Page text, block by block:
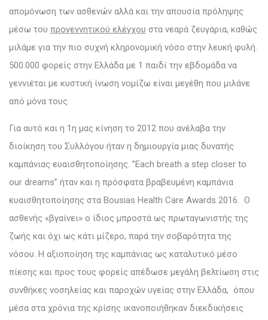
απομόνωση των ασθενών αλλά και την απουσία πρόληψης
μέσω του προγεννητικού ελέγχου στα νεαρά ζευγάρια, καθώς
μιλάμε για την πιο συχνή κληρονομική νόσο στην λευκή φυλή.
500.000 φορείς στην Ελλάδα με 1 παιδί την εβδομάδα να
γεννιέται με κυστική ίνωση νομίζω είναι μεγέθη που μιλάνε
από μόνα τους.
Για αυτό και η 1η μας κίνηση το 2012 που ανέλαβα την
διοίκηση του Συλλόγου ήταν η δημιουργία μιας δυνατής
καμπάνιας ευαισθητοποίησης. ’’Each breath a step closer to
our dreams’’ ήταν και η πρόσφατα βραβευμένη καμπάνια
ευαισθητοποίησης στα Bousias Health Care Awards 2016. Ο
ασθενής «βγαίνει» ο ίδιος μπροστά ως πρωταγωνιστής της
ζωής και όχι ως κάτι μίζερο, παρά την σοβαρότητα της
νόσου. Η αξιοποίηση της καμπάνιας ως καταλυτικό μέσο
πίεσης και προς τους φορείς απέδωσε μεγάλη βελτίωση στις
συνθήκες νοσηλείας και παροχών υγείας στην Ελλάδα, όπου
μέσα στα χρόνια της κρίσης ικανοποιήθηκαν διεκδικήσεις